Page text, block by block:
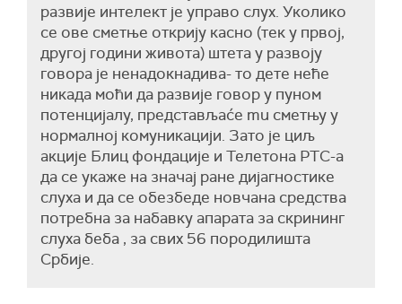
развије интелект је управо слух. Уколико
се ове сметње открију касно (тек у првој,
другој години живота) штета у развоју
говора је ненадокнадива- то дете неће
никада моћи да развије говор у пуном
потенцијалу, представљаće mu сметњу у
нормалној комуникацији. Зато је циљ
акције Блиц фондације и Телетона РТС-а
да се укаже на значај ране дијагностике
слуха и да се обезбеде новчана средства
потребна за набавку апарата за скрининг
слуха беба , за свих 56 породилишта
Србије.